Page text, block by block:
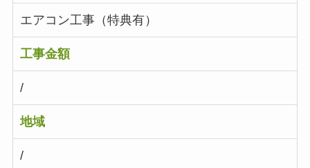
エアコン工事（特典有）
工事金額
/
地域
/